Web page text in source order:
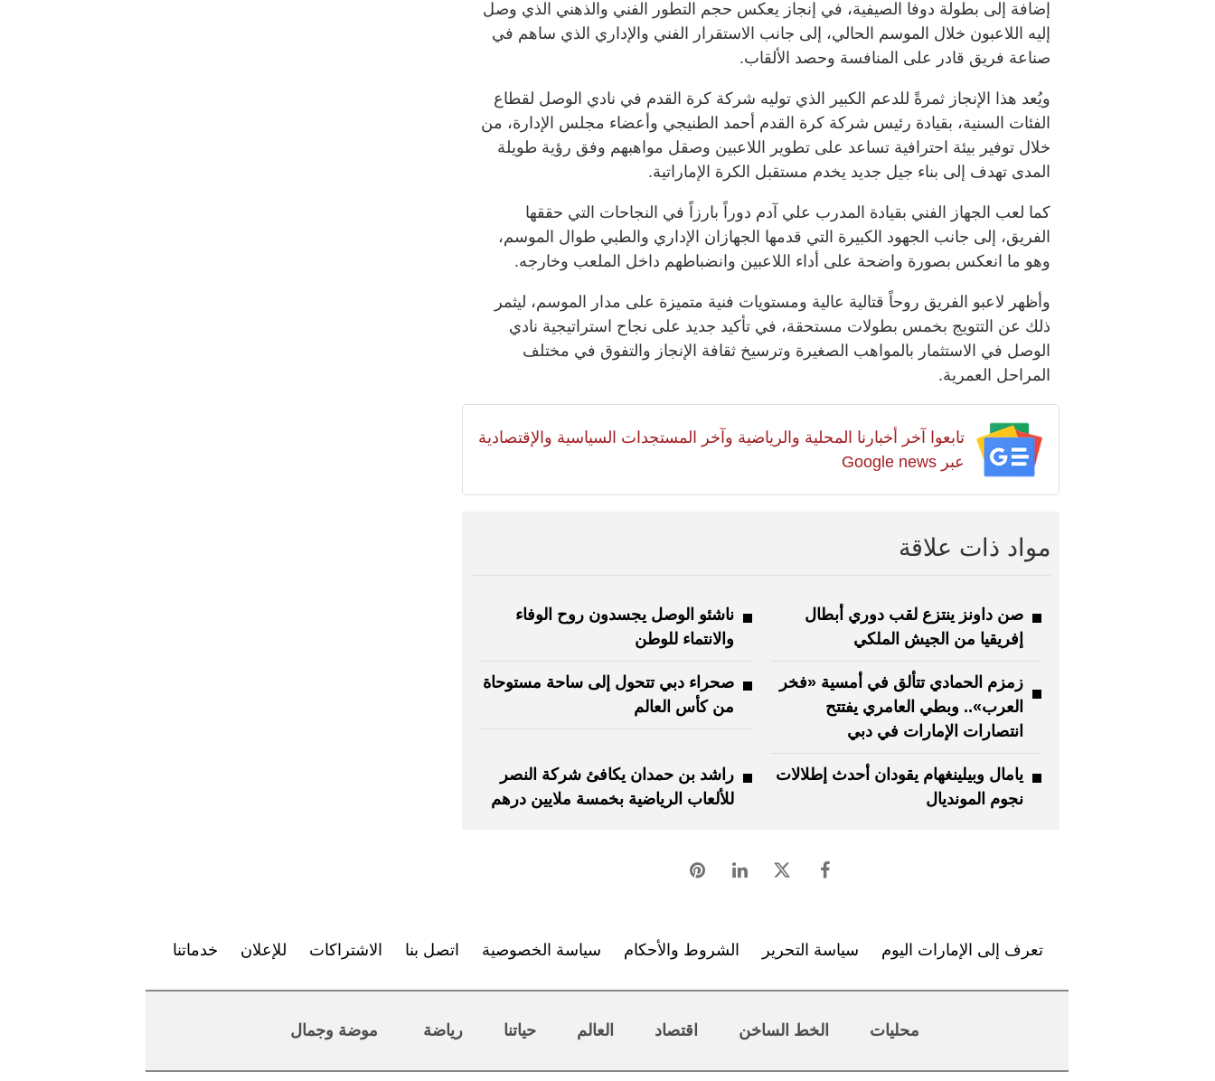
إضافة إلى بطولة دوفا الصيفية، في إنجاز يعكس حجم التطور الفني والذهني الذي وصل
إليه اللاعبون خلال الموسم الحالي، إلى جانب الاستقرار الفني والإداري الذي ساهم في
صناعة فريق قادر على المنافسة وحصد الألقاب.
ويُعد هذا الإنجاز ثمرةً للدعم الكبير الذي توليه شركة كرة القدم في نادي الوصل لقطاع
الفئات السنية، بقيادة رئيس شركة كرة القدم أحمد الطنيجي وأعضاء مجلس الإدارة، من
خلال توفير بيئة احترافية تساعد على تطوير اللاعبين وصقل مواهبهم وفق رؤية طويلة
المدى تهدف إلى بناء جيل جديد يخدم مستقبل الكرة الإماراتية.
كما لعب الجهاز الفني بقيادة المدرب علي آدم دوراً بارزاً في النجاحات التي حققها
الفريق، إلى جانب الجهود الكبيرة التي قدمها الجهازان الإداري والطبي طوال الموسم،
وهو ما انعكس بصورة واضحة على أداء اللاعبين وانضباطهم داخل الملعب وخارجه.
وأظهر لاعبو الفريق روحاً قتالية عالية ومستويات فنية متميزة على مدار الموسم، ليثمر
ذلك عن التتويج بخمس بطولات مستحقة، في تأكيد جديد على نجاح استراتيجية نادي
الوصل في الاستثمار بالمواهب الصغيرة وترسيخ ثقافة الإنجاز والتفوق في مختلف
المراحل العمرية.
تابعوا آخر أخبارنا المحلية والرياضية وآخر المستجدات السياسية والإقتصادية
عبر Google news
مواد ذات علاقة
صن داونز ينتزع لقب دوري أبطال
إفريقيا من الجيش الملكي
ناشئو الوصل يجسدون روح الوفاء
والانتماء للوطن
زمزم الحمادي تتألق في أمسية «فخر
العرب».. وبطي العامري يفتتح
انتصارات الإمارات في دبي
صحراء دبي تتحول إلى ساحة مستوحاة
من كأس العالم
يامال وبيلينغهام يقودان أحدث إطلالات
نجوم المونديال
راشد بن حمدان يكافئ شركة النصر
للألعاب الرياضية بخمسة ملايين درهم
تعرف إلى الإمارات اليوم سياسة التحرير الشروط والأحكام سياسة الخصوصية اتصل بنا الاشتراكات للإعلان خدماتنا
محليات الخط الساخن اقتصاد العالم حياتنا رياضة موضة وجمال